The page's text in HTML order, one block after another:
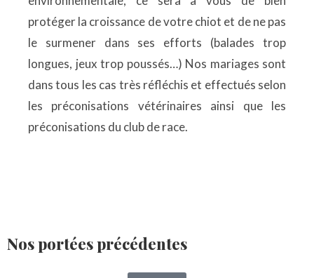
protéger la croissance de votre chiot et de ne pas
le surmener dans ses efforts (balades trop
longues, jeux trop poussés…) Nos mariages sont
dans tous les cas très réfléchis et effectués selon
les préconisations vétérinaires ainsi que les
préconisations du club de race.
Nos portées précédentes